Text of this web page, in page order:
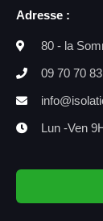
Adresse :
80 - la
09 70 70
Lun -Ven